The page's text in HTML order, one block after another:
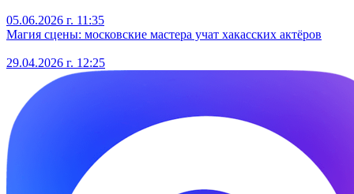
05.06.2026 г. 11:35
Магия сцены: московские мастера учат хакасских актёров
29.04.2026 г. 12:25